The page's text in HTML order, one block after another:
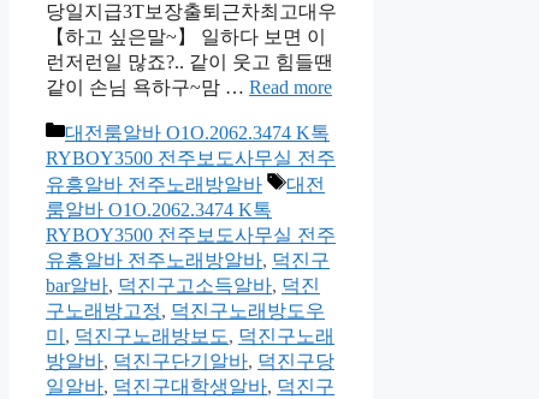
당일지급3T보장출퇴근차최고대우
【하고 싶은말~】 일하다 보면 이
런저런일 많죠?.. 같이 웃고 힘들땐
같이 손님 욕하구~맘 … Read more
카
테
고
리
대전룸알바 O1O.2062.3474 K톡
RYBOY3500 전주보도사무실 전주
유흥알바 전주노래방알바
태
대전
룸알바 O1O.2062.3474 K톡
RYBOY3500 전주보도사무실 전주
유흥알바 전주노래방알바, 덕진구
bar알바, 덕진구고소득알바, 덕진
구노래방고정, 덕진구노래방도우
미 , 덕진구노래방보도, 덕진구노래
방알바, 덕진구단기알바, 덕진구당
일알바, 덕진구대학생알바, 덕진구